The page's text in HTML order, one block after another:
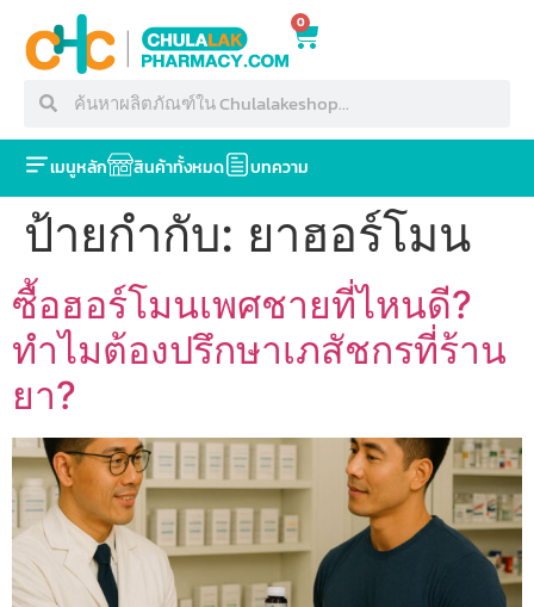
0
เมนูหลัก สินค้าทั้งหมด บทความ
ป้ายกำกับ: ยาฮอร์โมน
ซื้อฮอร์โมนเพศชายที่ไหนดี?
ทำไมต้องปรึกษาเภสัชกรที่ร้าน
ยา?